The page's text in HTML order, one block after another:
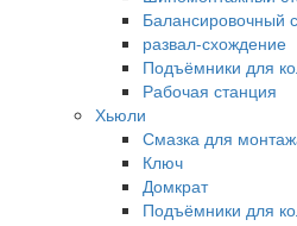
Балансировочный
развал-схождение
Подъёмники для
Рабочая станция
Хьюли
Смазка для
Ключ
Домкрат
Подъёмники для